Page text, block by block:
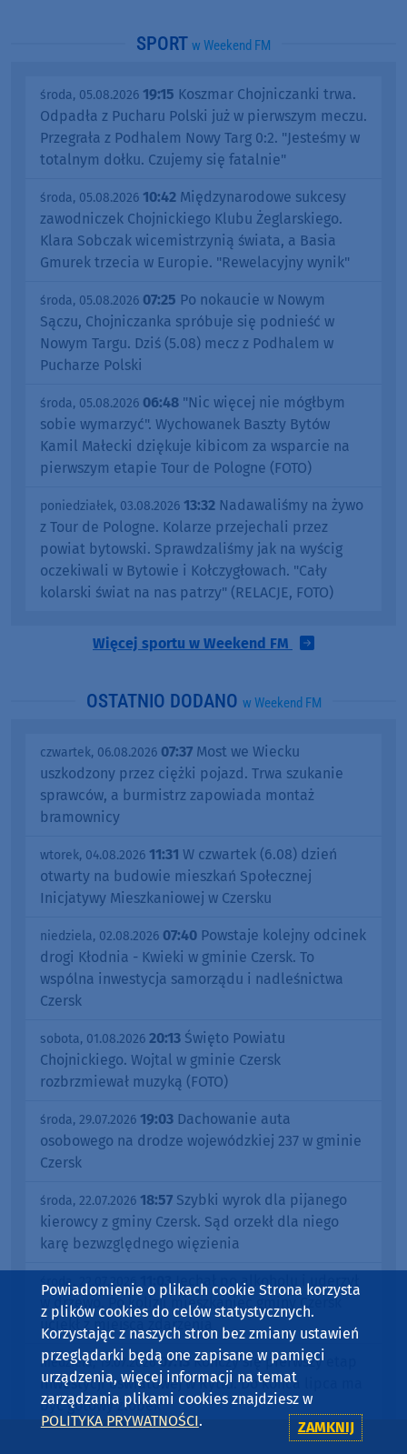
SPORT w Weekend FM
środa, 05.08.2026 19:15 Koszmar Chojniczanki trwa.
Odpadła z Pucharu Polski już w pierwszym meczu.
Przegrała z Podhalem Nowy Targ 0:2. "Jesteśmy w
totalnym dołku. Czujemy się fatalnie"
środa, 05.08.2026 10:42 Międzynarodowe sukcesy
zawodniczek Chojnickiego Klubu Żeglarskiego.
Klara Sobczak wicemistrzynią świata, a Basia
Gmurek trzecia w Europie. "Rewelacyjny wynik"
środa, 05.08.2026 07:25 Po nokaucie w Nowym
Sączu, Chojniczanka spróbuje się podnieść w
Nowym Targu. Dziś (5.08) mecz z Podhalem w
Pucharze Polski
środa, 05.08.2026 06:48 "Nic więcej nie mógłbym
sobie wymarzyć". Wychowanek Baszty Bytów
Kamil Małecki dziękuje kibicom za wsparcie na
pierwszym etapie Tour de Pologne (FOTO)
poniedziałek, 03.08.2026 13:32 Nadawaliśmy na żywo
z Tour de Pologne. Kolarze przejechali przez
powiat bytowski. Sprawdzaliśmy jak na wyścig
oczekiwali w Bytowie i Kołczygłowach. "Cały
kolarski świat na nas patrzy" (RELACJE, FOTO)
Więcej sportu w Weekend FM
OSTATNIO DODANO w Weekend FM
czwartek, 06.08.2026 07:37 Most we Wiecku
uszkodzony przez ciężki pojazd. Trwa szukanie
sprawców, a burmistrz zapowiada montaż
bramownicy
wtorek, 04.08.2026 11:31 W czwartek (6.08) dzień
otwarty na budowie mieszkań Społecznej
Inicjatywy Mieszkaniowej w Czersku
niedziela, 02.08.2026 07:40 Powstaje kolejny odcinek
drogi Kłodnia - Kwieki w gminie Czersk. To
wspólna inwestycja samorządu i nadleśnictwa
Czersk
sobota, 01.08.2026 20:13 Święto Powiatu
Chojnickiego. Wojtal w gminie Czersk
rozbrzmiewał muzyką (FOTO)
środa, 29.07.2026 19:03 Dachowanie auta
osobowego na drodze wojewódzkiej 237 w gminie
Czersk
środa, 22.07.2026 18:57 Szybki wyrok dla pijanego
kierowcy z gminy Czersk. Sąd orzekł dla niego
karę bezwzględnego więzienia
środa, 22.07.2026 11:03Jechał po alkoholu i uderzył
w drzewo. Po kolizji mieszkaniec gminy Czersk
uciekł z miejsca zdarzenia
niedziela, 19.07.2026 07:13 Kończy się pierwszy etap
inwestycji oświatowej w Rytlu. Do końca lipca ma
być gotowy żłobek
Powiadomienie o plikach cookie Strona korzysta
z plików cookies do celów statystycznych.
Korzystając z naszych stron bez zmiany ustawień
przeglądarki będą one zapisane w pamięci
urządzenia, więcej informacji na temat
zarządzania plikami cookies znajdziesz w
POLITYKA PRYWATNOŚCI. ZAMKNIJ